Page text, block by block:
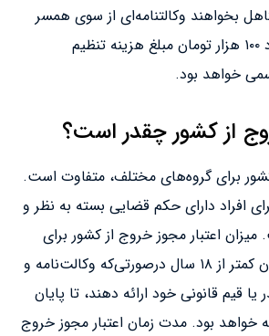
بخواهند وکالتنامه‌ای از سوی همسر
خود ارائه دهند، حدود ۱۰۰ هزار تومان مبلغ هزینه تنظیم
خواهد بود.
از کشور چقدر است؟
برای گروه‌های مختلف، متفاوت است.
افراد دارای حکم قضایی بسته به نظر و
اعتبار مجوز خروج از کشور برای
بانوان متاهل و فرزندان کمتر از ۱۸ سال درصورتی‌که وکالت‌نامه و
یا قیم قانونی خود ارائه دهند، تا پایان
خواهد بود. مدت زمان اعتبار مجوز خروج